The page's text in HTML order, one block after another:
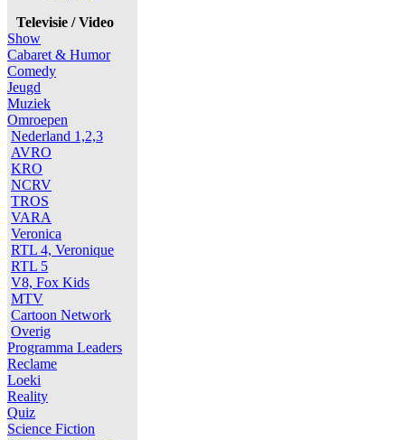
Televisie / Video
Show
Cabaret & Humor
Comedy
Jeugd
Muziek
Omroepen
Nederland 1,2,3
AVRO
KRO
NCRV
TROS
VARA
Veronica
RTL 4, Veronique
RTL 5
V8, Fox Kids
MTV
Cartoon Network
Overig
Programma Leaders
Reclame
Loeki
Reality
Quiz
Science Fiction